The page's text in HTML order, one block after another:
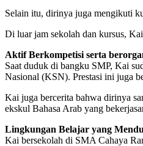
Selain itu, dirinya juga mengikuti
Di luar jam sekolah dan kursus,
Aktif Berkompetisi serta
Saat duduk di bangku SMP, Kai
Nasional (KSN). Prestasi ini juga
Kai juga bercerita bahwa dirinya
ekskul Bahasa Arab yang
Lingkungan Belajar yang
Kai bersekolah di SMA Cahaya